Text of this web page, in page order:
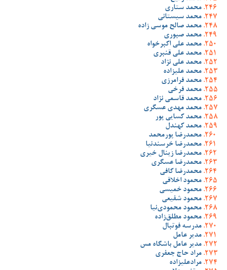
محمد ستاری
محمد سیستانی
محمد صالح موسی زاده
محمد صبوری
محمد علی اکبرخواه
محمد علی قنبری
محمد علی نژاد
محمد علیزاده
محمد فرامرزی
محمد فرخی
محمد قاسمی نژاد
محمد مهدی عسگری
محمد کسایی پور
محمد کهندل
محمدرضا پورمحمد
محمدرضا خرسندنیا
محمدرضا زینال خیری
محمدرضا عسگری
محمدرضا کافی
محمود اخلاقی
محمود خمیسی
محمود شفیعی
محمود محمودی‌نیا
محمود مطلق‌زاده
مدرسه فوتبال
مدیر عامل
مدیر عامل باشگاه مس
مراد حاج جعفری
مرادعلیزاده